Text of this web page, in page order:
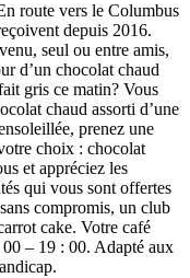
route vers le Columbus
depuis 2016.
seul ou entre amis,
d’un chocolat chaud
gris ce matin? Vous
chaud assorti d’une
prenez une
choix : chocolat
et appréciez les
qui vous sont offertes
compromis, un club
cake. Votre café
– 19 : 00. Adapté aux